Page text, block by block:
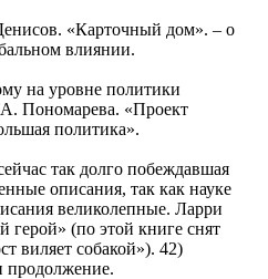
«Карточный дом». – о
влиянии.
на уровне политики
Пономарева. «Проект
политика».
так долго побеждавшая
описания, так как науке
великолепные. Ларри
герой» (по этой книге снят
виляет собакой»). 42)
продолжение.